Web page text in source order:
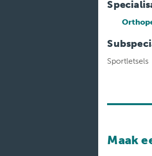
Sportletsels
Maak